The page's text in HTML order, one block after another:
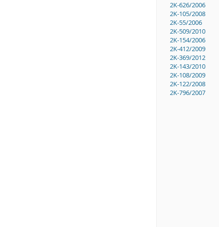
2K-626/2006
2K-105/2008
2K-55/2006
2K-509/2010
2K-154/2006
2K-412/2009
2K-369/2012
2K-143/2010
2K-108/2009
2K-122/2008
2K-796/2007